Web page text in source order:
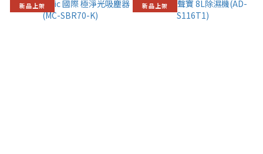
新品上架 新品上架